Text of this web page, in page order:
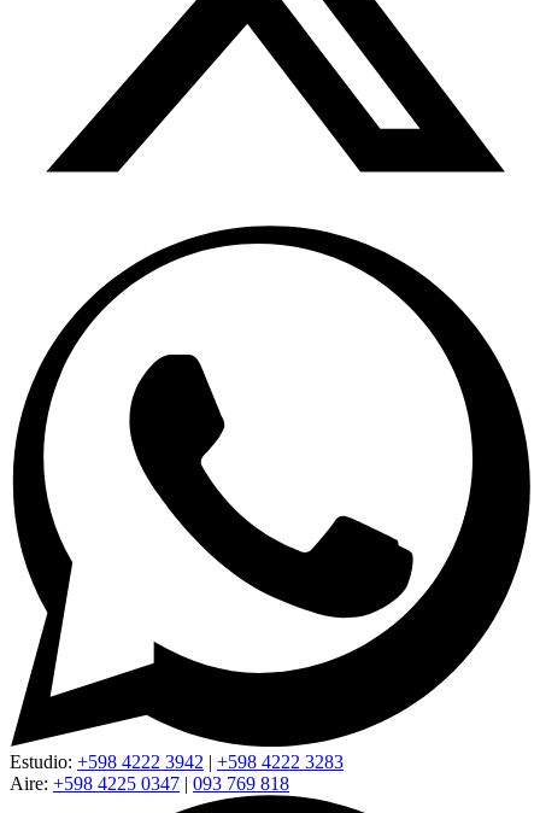
Estudio: +598 4222 3942 | +598 4222 3283
Aire: +598 4225 0347 | 093 769 818